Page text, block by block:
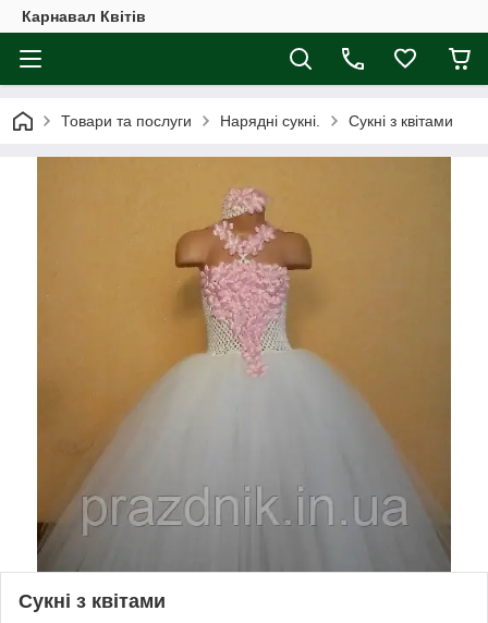
Карнавал Квітів
Товари та послуги Нарядні сукні. Сукні з квітами
Сукні з квітами